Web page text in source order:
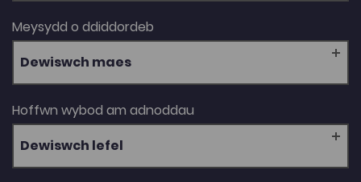
Meysydd o ddiddordeb
Dewiswch maes
Hoffwn wybod am adnoddau
Dewiswch lefel